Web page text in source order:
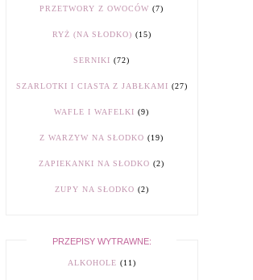
PRZETWORY Z OWOCÓW (7)
RYŻ (NA SŁODKO) (15)
SERNIKI (72)
SZARLOTKI I CIASTA Z JABŁKAMI (27)
WAFLE I WAFELKI (9)
Z WARZYW NA SŁODKO (19)
ZAPIEKANKI NA SŁODKO (2)
ZUPY NA SŁODKO (2)
PRZEPISY WYTRAWNE:
ALKOHOLE (11)